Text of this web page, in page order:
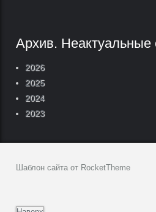
Архив. Неактуальные
2026
2025
2024
2023
Шаблон сайта от RocketTheme